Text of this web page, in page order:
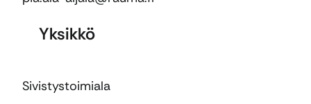
Yksikkö
Sivistystoimiala